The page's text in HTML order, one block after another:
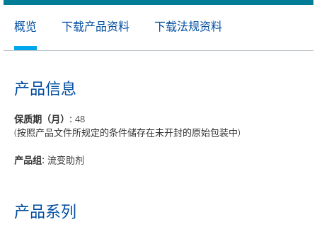
概览 下载产品资料 下载法规资料
产品信息
保质期（月）: 48
(按照产品文件所规定的条件储存在未开封的原始包装中)
产品组: 流变助剂
产品系列